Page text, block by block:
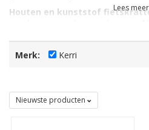
Houten en kunststof
wendbaarheid en het sturen ten
fietskratten zijn vaak verkrijgbaar
weersinvloeden.
Een rieten fietskrat is eigenlijk een
Lees meer
Merk: Kerri
Nieuwste producten